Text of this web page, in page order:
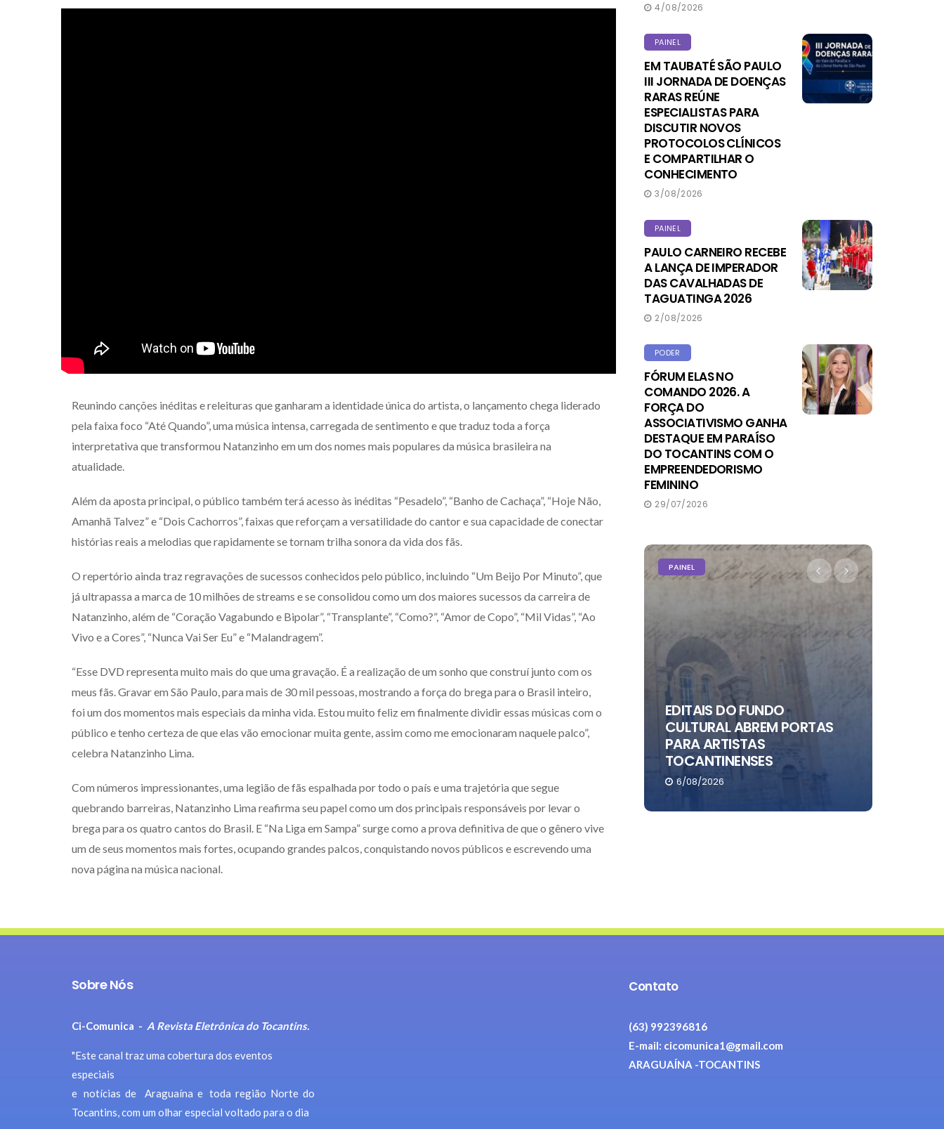
Reunindo canções inéditas e releituras que ganharam a identidade única do artista, o lançamento chega liderado
pela faixa foco “Até Quando”, uma música intensa, carregada de sentimento e que traduz toda a força
interpretativa que transformou Natanzinho em um dos nomes mais populares da música brasileira na
atualidade.
Além da aposta principal, o público também terá acesso às inéditas “Pesadelo”, “Banho de Cachaça”, “Hoje Não,
Amanhã Talvez” e “Dois Cachorros”, faixas que reforçam a versatilidade do cantor e sua capacidade de conectar
histórias reais a melodias que rapidamente se tornam trilha sonora da vida dos fãs.
O repertório ainda traz regravações de sucessos conhecidos pelo público, incluindo “Um Beijo Por Minuto”, que
já ultrapassa a marca de 10 milhões de streams e se consolidou como um dos maiores sucessos da carreira de
Natanzinho, além de “Coração Vagabundo e Bipolar”, “Transplante”, “Como?”, “Amor de Copo”, “Mil Vidas”, “Ao
Vivo e a Cores”, “Nunca Vai Ser Eu” e “Malandragem”.
“Esse DVD representa muito mais do que uma gravação. É a realização de um sonho que construí junto com os
meus fãs. Gravar em São Paulo, para mais de 30 mil pessoas, mostrando a força do brega para o Brasil inteiro,
foi um dos momentos mais especiais da minha vida. Estou muito feliz em finalmente dividir essas músicas com o
público e tenho certeza de que elas vão emocionar muita gente, assim como me emocionaram naquele palco”,
celebra Natanzinho Lima.
Com números impressionantes, uma legião de fãs espalhada por todo o país e uma trajetória que segue
quebrando barreiras, Natanzinho Lima reafirma seu papel como um dos principais responsáveis por levar o
brega para os quatro cantos do Brasil. E “Na Liga em Sampa” surge como a prova definitiva de que o gênero vive
um de seus momentos mais fortes, ocupando grandes palcos, conquistando novos públicos e escrevendo uma
nova página na música nacional.
4/08/2026
PAINEL
EM TAUBATÉ SÃO PAULO
III JORNADA DE DOENÇAS
RARAS REÚNE
ESPECIALISTAS PARA
DISCUTIR NOVOS
PROTOCOLOS CLÍNICOS
E COMPARTILHAR O
CONHECIMENTO
3/08/2026
PAINEL
PAULO CARNEIRO RECEBE
A LANÇA DE IMPERADOR
DAS CAVALHADAS DE
TAGUATINGA 2026
2/08/2026
PODER
FÓRUM ELAS NO
COMANDO 2026. A
FORÇA DO
ASSOCIATIVISMO GANHA
DESTAQUE EM PARAÍSO
DO TOCANTINS COM O
EMPREENDEDORISMO
FEMININO
29/07/2026
A QUILOMBOLA ANNE
KARIANNY MOREIRA É A
NOVA SECRETÁRIA DE
COMUNICAÇÃO DE PORTO
4/08/2026
PAINEL
EDITAIS DO FUNDO
CULTURAL ABREM PORTAS
PARA ARTISTAS
TOCANTINENSES
6/08/2026
Sobre Nós
Ci-Comunica - A Revista Eletrônica do Tocantins.
"Este canal traz uma cobertura dos eventos
especiais
e notícias de Araguaína e toda região Norte do
Tocantins, com um olhar especial voltado para o dia
Contato
(63) 992396816
E-mail: cicomunica1@gmail.com
ARAGUAÍNA -TOCANTINS